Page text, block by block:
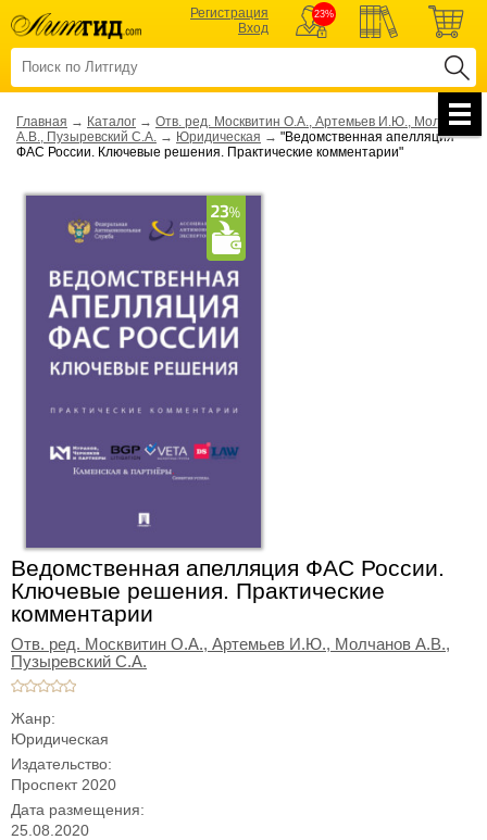
Регистрация
Вход
23%
Главная → Каталог → Отв. ред. Москвитин О.А., Артемьев И.Ю., Молчанов
А.В., Пузыревский С.А. → Юридическая → "Ведомственная апелляция
ФАС России. Ключевые решения. Практические комментарии"
Ведомственная апелляция ФАС России.
Ключевые решения. Практические
комментарии
Отв. ред. Москвитин О.А., Артемьев И.Ю., Молчанов А.В.,
Пузыревский С.А.
Жанр:
Юридическая
Издательство:
Проспект 2020
Дата размещения:
25.08.2020